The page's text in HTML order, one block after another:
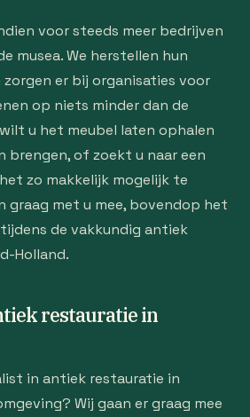
voor steeds meer bedrijven
musea. We herstellen hun
er bij organisaties voor
op niets minder dan de
u het meubel laten ophalen
brengen, of zoekt u naar een
zo makkelijk mogelijk te
graag met u mee, bovendop het
de vakkundig antiek
Holland.
restauratie in
in antiek restauratie in
Wij gaan er graag mee